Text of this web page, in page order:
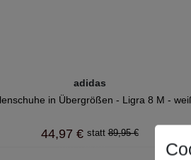
adidas
in Übergrößen - Ligra 8 M -
44,97 € 89,95 €